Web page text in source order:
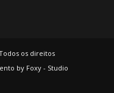
os direitos
by Foxy - Studio